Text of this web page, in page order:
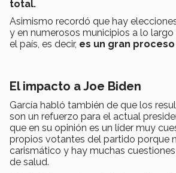
total.
Asimismo recordó que hay
y en numerosos municipios a lo
el país, es decir, es un gran
El impacto a Joe Biden
García habló también de que los
son un refuerzo para el actual
que en su opinión es un líder muy
propios votantes del partido porque
carismático y hay muchas
de salud.